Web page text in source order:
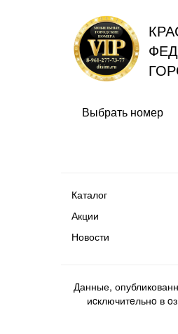
Выбрать номер
Каталог
Акции
Новости
Данные,
иcключитeльнo в